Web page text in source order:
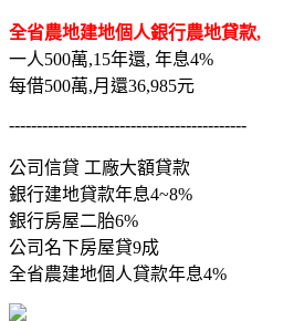
全省農地建地個人銀行農地貸款,
一人500萬,15年還, 年息4%
每借500萬,月還36,985元
-------------------------------------------
公司信貸 工廠大額貸款
銀行建地貸款年息4~8%
銀行房屋二胎6%
公司名下房屋貸9成
全省農建地個人貸款年息4%